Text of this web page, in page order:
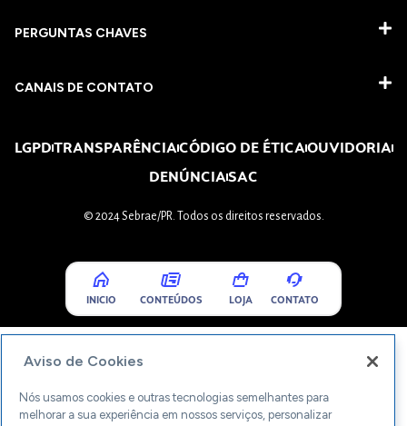
PERGUNTAS CHAVES​
CANAIS DE CONTATO
LGPDTRANSPARÊNCIACÓDIGO DE ÉTICAOUVIDORIA
DENÚNCIASAC
© 2024 Sebrae/PR. Todos os direitos reservados.
INICIO CONTEÚDOS LOJA CONTATO
Aviso de Cookies
Nós usamos cookies e outras tecnologias semelhantes para
melhorar a sua experiência em nossos serviços, personalizar